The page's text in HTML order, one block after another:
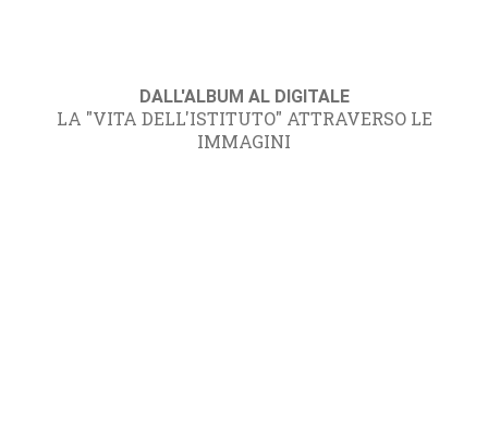
DALL'ALBUM AL DIGITALE
LA "VITA DELL'ISTITUTO" ATTRAVERSO LE
IMMAGINI